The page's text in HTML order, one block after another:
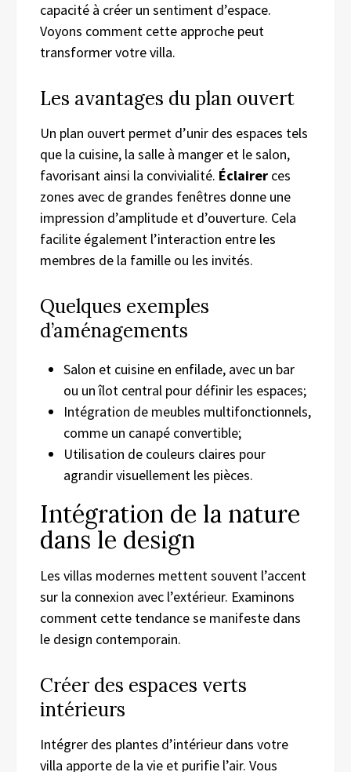
capacité à créer un sentiment d’espace.
Voyons comment cette approche peut
transformer votre villa.
Les avantages du plan ouvert
Un plan ouvert permet d’unir des espaces tels
que la cuisine, la salle à manger et le salon,
favorisant ainsi la convivialité. Éclairer ces
zones avec de grandes fenêtres donne une
impression d’amplitude et d’ouverture. Cela
facilite également l’interaction entre les
membres de la famille ou les invités.
Quelques exemples
d’aménagements
Salon et cuisine en enfilade, avec un bar
ou un îlot central pour définir les espaces;
Intégration de meubles multifonctionnels,
comme un canapé convertible;
Utilisation de couleurs claires pour
agrandir visuellement les pièces.
Intégration de la nature
dans le design
Les villas modernes mettent souvent l’accent
sur la connexion avec l’extérieur. Examinons
comment cette tendance se manifeste dans
le design contemporain.
Créer des espaces verts
intérieurs
Intégrer des plantes d’intérieur dans votre
villa apporte de la vie et purifie l’air. Vous